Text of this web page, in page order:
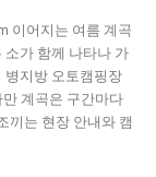
이어지는 여름 계곡
소가 함께 나타나 가
병지방 오토캠핑장
계곡은 구간마다
끼는 현장 안내와 캠